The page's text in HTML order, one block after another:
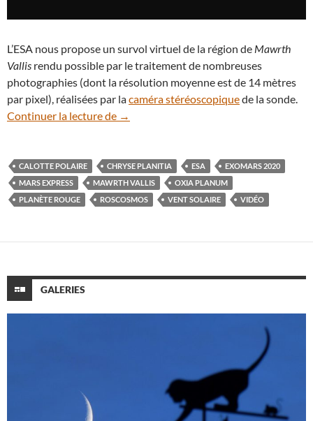
L’ESA nous propose un survol virtuel de la région de Mawrth
Vallis rendu possible par le traitement de nombreuses
photographies (dont la résolution moyenne est de 14 mètres
par pixel), réalisées par lacaméra stéréoscopiquede la sonde.
Continuer la lecture de En vidéo : l’orbiteur Mars Express
→
CALOTTE POLAIRE CHRYSE PLANITIA ESA
EXOMARS 2020
MARS EXPRESS
MAWRTH VALLIS
OXIA PLANUM
PLANÈTE ROUGE
ROSCOSMOS VENT SOLAIRE VIDÉO
GALERIES